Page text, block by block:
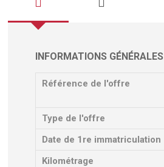
INFORMATIONS GÉNÉRALES
Référence de l'offre
Type de l'offre
Date de 1re immatriculation
Kilométrage